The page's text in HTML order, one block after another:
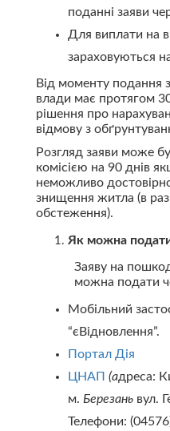
поданні заяви
Для виплати на
зараховуються
Від моменту подання
влади має протягом
рішення про
відмову з
Розгляд заяви може
комісією на 90 днів
неможливо
знищення житла (в
обстеження).
Як можна подати
Заяву на
можна подати
Мобільний
“єВідновлення”.
Портал Дія
ЦНАП (адреса:
м. Березань вул.
Телефони: